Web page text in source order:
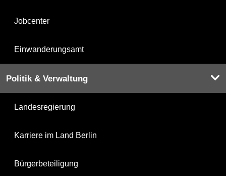
Jobcenter
Einwanderungsamt
Politik & Verwaltung
Landesregierung
Karriere im Land Berlin
Bürgerbeteiligung